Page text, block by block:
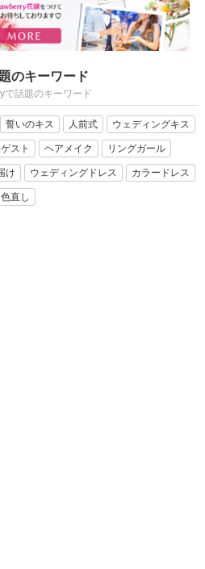
のキーワード
で話題のキーワード
誓いのキス 人前式 ウェディングキス
スト ヘアメイク リングガール
け ウェディングドレス カラードレス
直し